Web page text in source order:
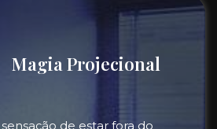
Magia Projecional
de estar fora do